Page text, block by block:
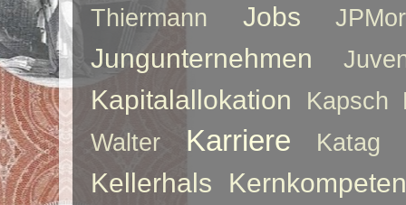
Thiermann Jobs
Jungunternehmen
Kapitalallokation Kapsch
Walter
Karriere Katag
Kellerhals